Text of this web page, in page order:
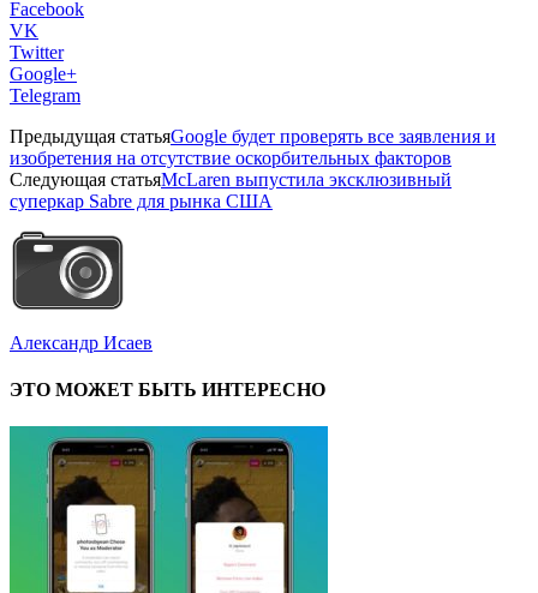
Facebook
VK
Twitter
Google+
Telegram
Предыдущая статьяGoogle будет проверять все заявления и
изобретения на отсутствие оскорбительных факторов
Следующая статьяMcLaren выпустила эксклюзивный
суперкар Sabre для рынка США
Александр Исаев
ЭТО МОЖЕТ БЫТЬ ИНТЕРЕСНО